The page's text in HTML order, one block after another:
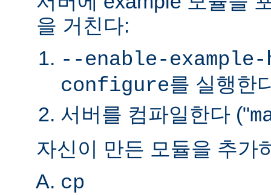
을 거친다:
--enable-example-
configure를 실행한
서버를 컴파일한다 ("
자신이 만든 모듈을 추가
cp